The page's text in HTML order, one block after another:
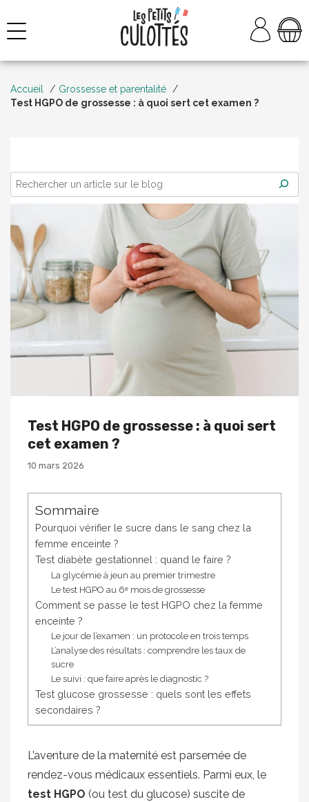
contenu
NAVIGATION
Accueil
Grossesse et parentalité
Test HGPO de grossesse : à quoi sert cet examen ?
Test HGPO de grossesse : à quoi sert
cet examen ?
10 mars 2026
Sommaire
Pourquoi vérifier le sucre dans le sang chez la
femme enceinte ?
Test diabète gestationnel : quand le faire ?
La glycémie à jeun au premier trimestre
Le test HGPO au 6ᵉ mois de grossesse
Comment se passe le test HGPO chez la femme
enceinte ?
Le jour de l’examen : un protocole en trois temps
L’analyse des résultats : comprendre les taux de
sucre
Le suivi : que faire après le diagnostic ?
Test glucose grossesse : quels sont les effets
secondaires ?
L’aventure de la maternité est parsemée de
rendez-vous médicaux essentiels. Parmi eux, le
test HGPO (ou test du glucose) suscite de